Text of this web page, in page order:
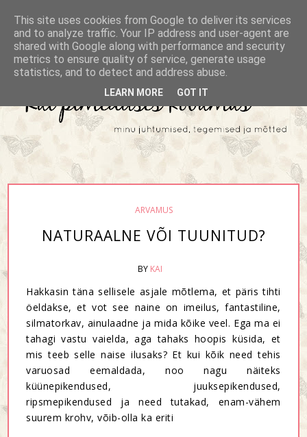
ARVAMUS
NATURAALNE VÕI TUUNITUD?
BY KAI
Hakkasin täna sellisele asjale mõtlema, et päris tihti
öeldakse, et vot see naine on imeilus, fantastiline,
silmatorkav, ainulaadne ja mida kõike veel. Ega ma ei
tahagi vastu vaielda, aga tahaks hoopis küsida, et
mis teeb selle naise ilusaks? Et kui kõik need tehis
varuosad eemaldada, noo nagu näiteks
küünepikendused, juuksepikendused,
ripsmepikendused ja need tutakad, enam-vähem
suurem krohv, võib-olla ka eriti
This site uses cookies from Google to deliver its services
and to analyze traffic. Your IP address and user-agent are
shared with Google along with performance and security
metrics to ensure quality of service, generate usage
statistics, and to detect and address abuse.
LEARN MORE GOT IT